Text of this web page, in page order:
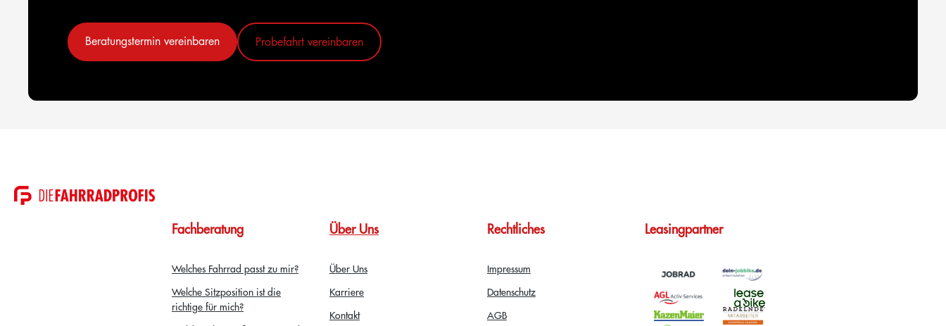
Beratungstermin vereinbaren Probefahrt vereinbaren
Fachberatung
Welches Fahrrad passt zu mir?
Welche Sitzposition ist die
richtige für mich?
Über Uns
Über Uns
Karriere
Kontakt
Rechtliches
Impressum
Datenschutz
AGB
Leasingpartner